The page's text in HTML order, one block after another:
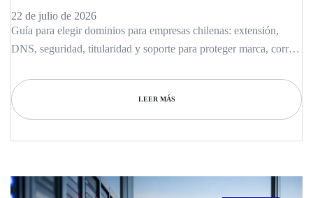
22 de julio de 2026
Guía para elegir dominios para empresas chilenas: extensión,
DNS, seguridad, titularidad y soporte para proteger marca, correo
LEER MÁS